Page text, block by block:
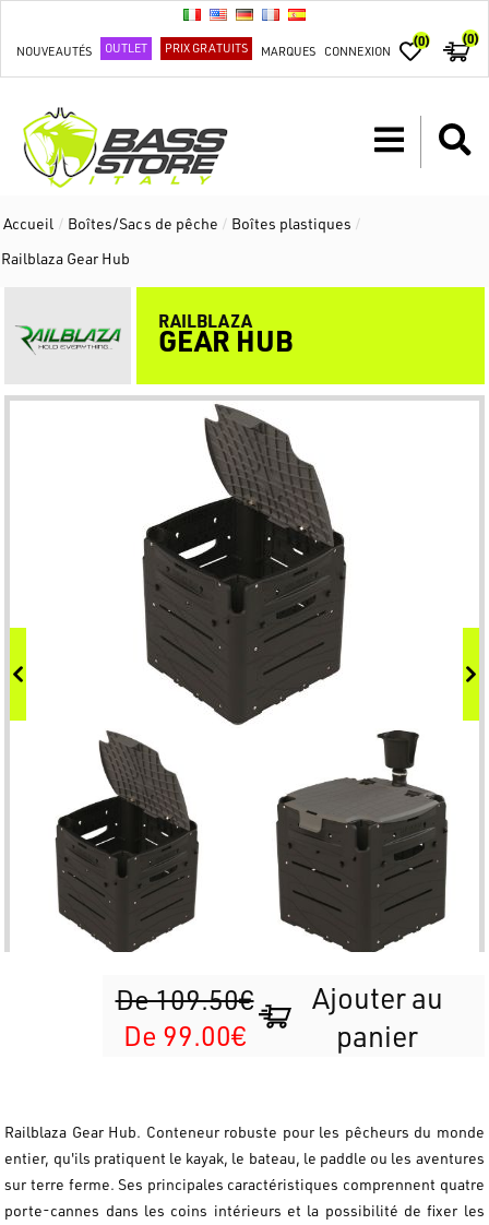
NOUVEAUTÉS OUTLET PRIX GRATUITS MARQUES CONNEXION
(0) (0)
Accueil / Boîtes/Sacs de pêche / Boîtes plastiques /
Railblaza Gear Hub
RAILBLAZA
GEAR HUB
De 109.50€
De 99.00€
Ajouter au
panier
Railblaza Gear Hub. Conteneur robuste pour les pêcheurs du monde
entier, qu'ils pratiquent le kayak, le bateau, le paddle ou les aventures
sur terre ferme. Ses principales caractéristiques comprennent quatre
porte-cannes dans les coins intérieurs et la possibilité de fixer les